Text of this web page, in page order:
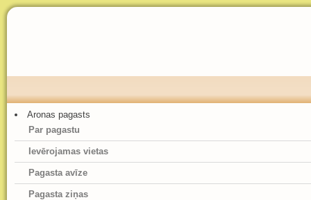
Aronas pagasts
Par pagastu
Ievērojamas vietas
Pagasta avīze
Pagasta ziņas